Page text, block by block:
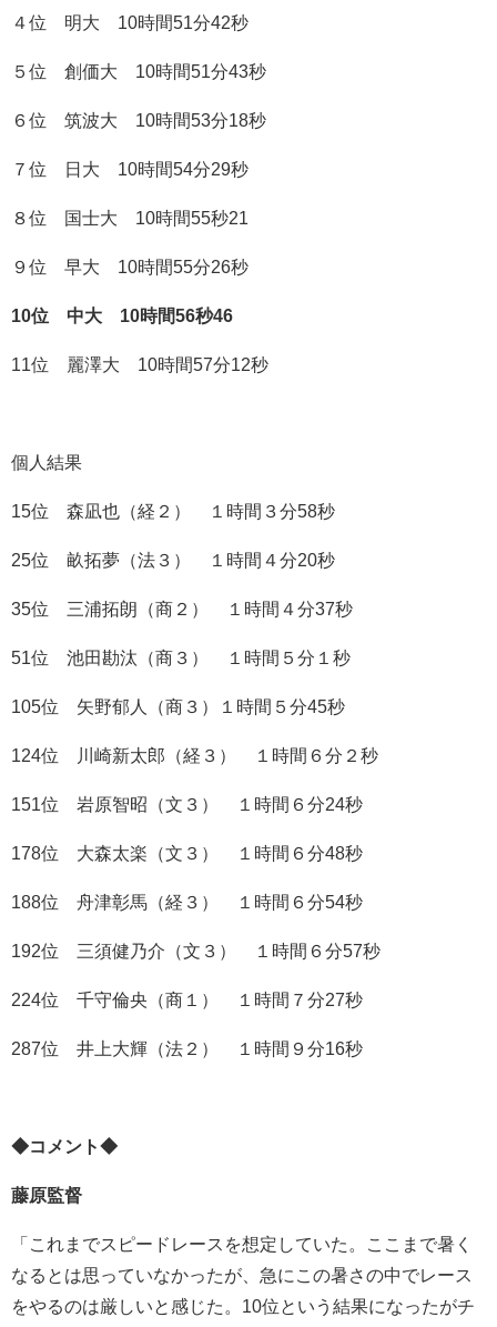
４位 明大 10時間51分42秒
５位 創価大 10時間51分43秒
６位 筑波大 10時間53分18秒
７位 日大 10時間54分29秒
８位 国士大 10時間55秒21
９位 早大 10時間55分26秒
10位 中大 10時間56秒46
11位 麗澤大 10時間57分12秒
個人結果
15位 森凪也（経２） １時間３分58秒
25位 畝拓夢（法３） １時間４分20秒
35位 三浦拓朗（商２） １時間４分37秒
51位 池田勘汰（商３） １時間５分１秒
105位 矢野郁人（商３）１時間５分45秒
124位 川崎新太郎（経３） １時間６分２秒
151位 岩原智昭（文３） １時間６分24秒
178位 大森太楽（文３） １時間６分48秒
188位 舟津彰馬（経３） １時間６分54秒
192位 三須健乃介（文３） １時間６分57秒
224位 千守倫央（商１） １時間７分27秒
287位 井上大輝（法２） １時間９分16秒
◆コメント◆
藤原監督
「これまでスピードレースを想定していた。ここまで暑く
なるとは思っていなかったが、急にこの暑さの中でレース
をやるのは厳しいと感じた。10位という結果になったがチ